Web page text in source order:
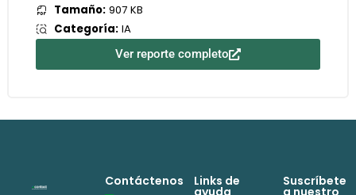
Tamaño:907 KB
Categoría:IA
Ver reporte completo
Contáctenos Links de
ayuda
Suscríbete
a nuestro